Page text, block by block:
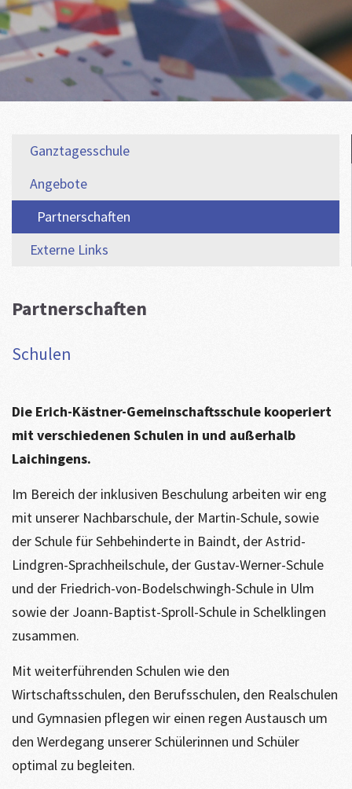
Ganztagesschule
Angebote
Partnerschaften
Externe Links
Partnerschaften
Schulen
Die Erich-Kästner-Gemeinschaftsschule kooperiert
mit verschiedenen Schulen in und außerhalb
Laichingens.
Im Bereich der inklusiven Beschulung arbeiten wir eng
mit unserer Nachbarschule, der Martin-Schule, sowie
der Schule für Sehbehinderte in Baindt, der Astrid-
Lindgren-Sprachheilschule, der Gustav-Werner-Schule
und der Friedrich-von-Bodelschwingh-Schule in Ulm
sowie der Joann-Baptist-Sproll-Schule in Schelklingen
zusammen.
Mit weiterführenden Schulen wie den
Wirtschaftsschulen, den Berufsschulen, den Realschulen
und Gymnasien pflegen wir einen regen Austausch um
den Werdegang unserer Schülerinnen und Schüler
optimal zu begleiten.